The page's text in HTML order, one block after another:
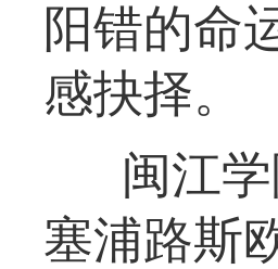
阳错的命
感抉择。
闽江
塞浦路斯